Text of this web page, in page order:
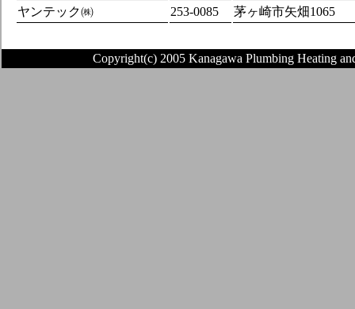
ヤンテック㈱
253-0085 茅ヶ崎市矢畑1065
Copyright(c) 2005 Kanagawa Plumbing Heating